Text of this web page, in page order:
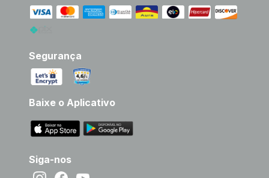
Segurança
Baixe o Aplicativo
Siga-nos